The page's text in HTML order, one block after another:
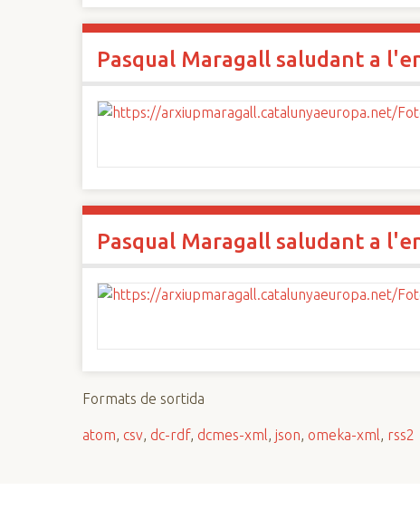
Pasqual Maragall saludant a
Pasqual Maragall saludant a
Formats de sortida
atom, csv, dc-rdf, dcmes-xml,json,omeka-xml, rss2